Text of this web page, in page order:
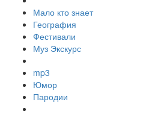
Мало кто знает
География
Фестивали
Муз Экскурс
mp3
Юмор
Пародии